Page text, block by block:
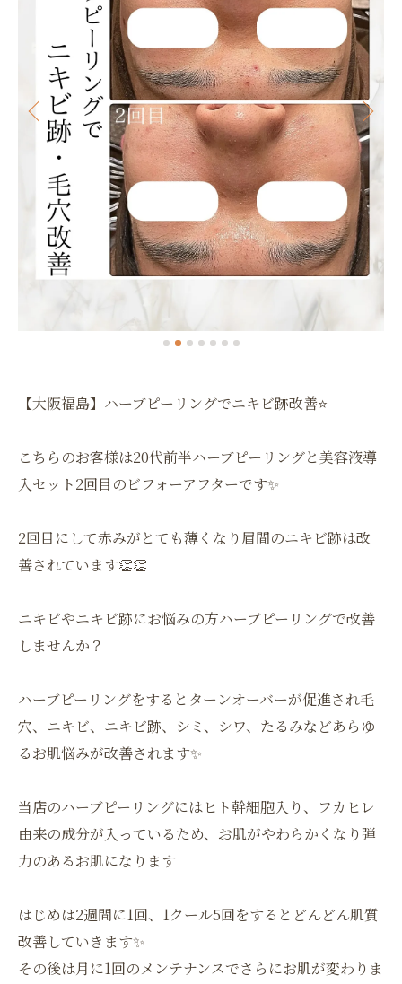
【大阪福島】ハーブピーリングでニキビ跡改善⭐️
こちらのお客様は20代前半ハーブピーリングと美容液導
入セット2回目のビフォーアフターです✨
2回目にして赤みがとても薄くなり眉間のニキビ跡は改
善されています👏👏
ニキビやニキビ跡にお悩みの方ハーブピーリングで改善
しませんか？
ハーブピーリングをするとターンオーバーが促進され毛
穴、ニキビ、ニキビ跡、シミ、シワ、たるみなどあらゆ
るお肌悩みが改善されます✨
当店のハーブピーリングにはヒト幹細胞入り、フカヒレ
由来の成分が入っているため、お肌がやわらかくなり弾
力のあるお肌になります
はじめは2週間に1回、1クール5回をするとどんどん肌質
改善していきます✨
その後は月に1回のメンテナンスでさらにお肌が変わりま